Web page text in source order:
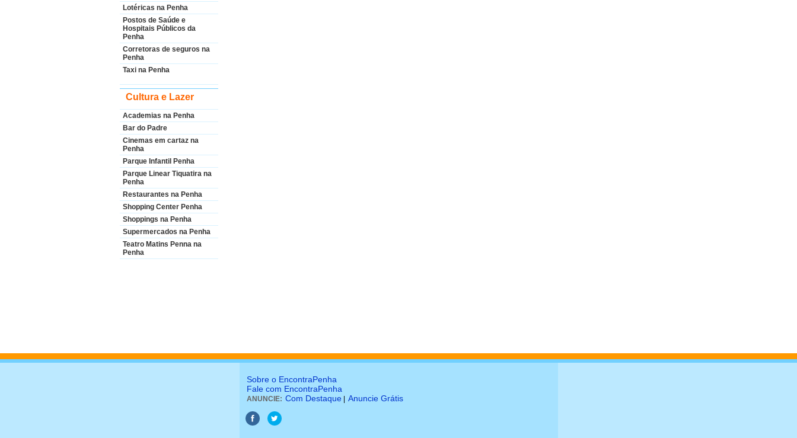
Lotéricas na Penha
Postos de Saúde e
Hospitais Públicos da
Penha
Corretoras de seguros na
Penha
Taxi na Penha
Cultura e Lazer
Academias na Penha
Bar do Padre
Cinemas em cartaz na
Penha
Parque Infantil Penha
Parque Linear Tiquatira na
Penha
Restaurantes na Penha
Shopping Center Penha
Shoppings na Penha
Supermercados na Penha
Teatro Matins Penna na
Penha
Sobre o EncontraPenha
Fale com EncontraPenha
ANUNCIE: Com Destaque Anuncie Grátis